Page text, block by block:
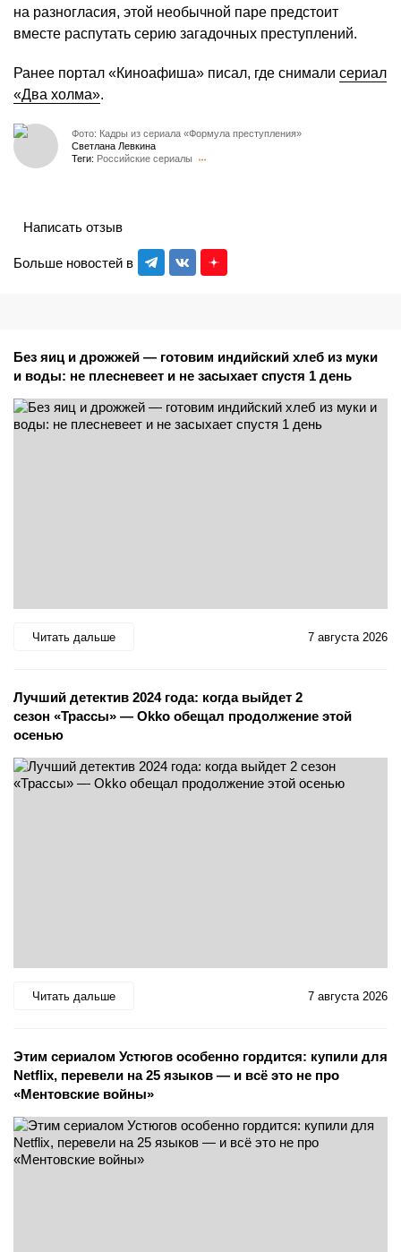
на разногласия, этой необычной паре предстоит
вместе распутать серию загадочных преступлений.
Ранее портал «Киноафиша» писал, где снимали сериал
«Два холма».
Фото: Кадры из сериала «Формула преступления»
Светлана Левкина
Теги: Российские сериалы
Больше новостей в
Написать отзыв
Без яиц и дрожжей — готовим индийский хлеб из муки
и воды: не плесневеет и не засыхает спустя 1 день
Читать дальше 7 августа 2026
Лучший детектив 2024 года: когда выйдет 2
сезон «Трассы» — Okko обещал продолжение этой
осенью
Читать дальше 7 августа 2026
Этим сериалом Устюгов особенно гордится: купили для
Netflix, перевели на 25 языков — и всё это не про
«Ментовские войны»